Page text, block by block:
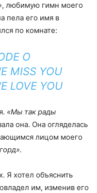
любимую гимн моего
пела его имя в
по комнате:
O
MISS YOU
LOVE YOU
«Мы так рады
она. Она огляделась
лицом моего
Я хотел объяснить
им, изменив его